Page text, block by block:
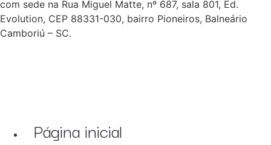
com sede na Rua Miguel Matte, nº 687, sala 801, Ed.
Evolution, CEP 88331-030, bairro Pioneiros, Balneário
Camboriú – SC.
Página inicial